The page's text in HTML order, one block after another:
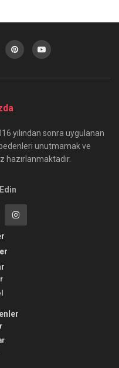
yılından sonra uygulanan
unutmamak ve